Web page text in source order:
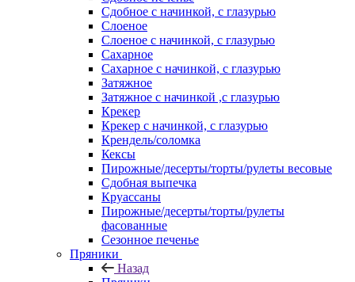
Сдобное с начинкой, с глазурью
Слоеное
Слоеное с начинкой, с глазурью
Сахарное
Сахарное с начинкой, с глазурью
Затяжное
Затяжное с начинкой ,с глазурью
Крекер
Крекер с начинкой, с глазурью
Крендель/соломка
Кексы
Пирожные/десерты/торты/рулеты весовые
Сдобная выпечка
Круассаны
Пирожные/десерты/торты/рулеты
фасованные
Сезонное печенье
Пряники
Назад